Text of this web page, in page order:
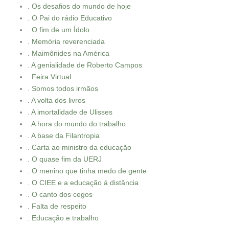
. Os desafios do mundo de hoje
. O Pai do rádio Educativo
. O fim de um Ídolo
. Memória reverenciada
. Maimônides na América
. A genialidade de Roberto Campos
. Feira Virtual
. Somos todos irmãos
. A volta dos livros
. A imortalidade de Ulisses
. A hora do mundo do trabalho
. A base da Filantropia
. Carta ao ministro da educação
. O quase fim da UERJ
. O menino que tinha medo de gente
. O CIEE e a educação á distância
. O canto dos cegos
. Falta de respeito
. Educação e trabalho